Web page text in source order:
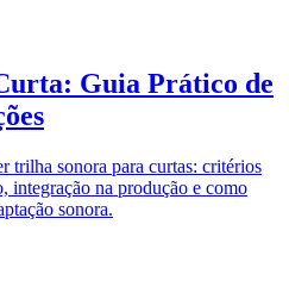
Guia Prático de
trilha sonora para curtas: critérios
integração na produção e como
sonora.